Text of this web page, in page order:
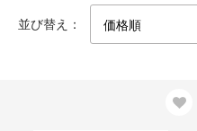
並び替え：